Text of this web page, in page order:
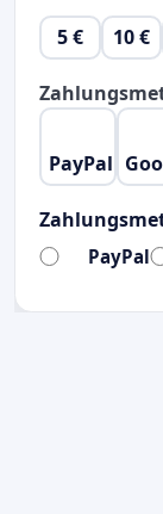
5 € 10 €
PayPal
PayPal